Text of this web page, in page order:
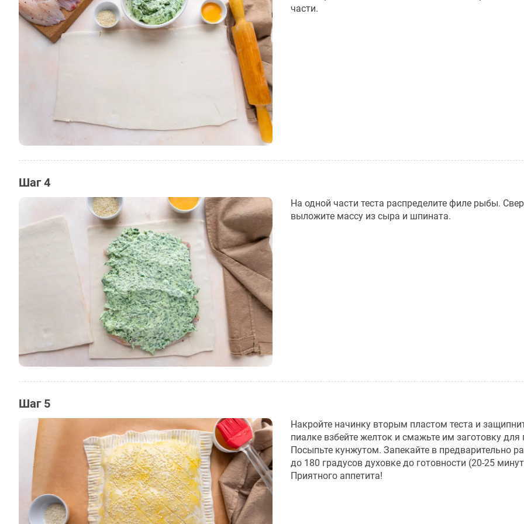
части.
Шаг 4
На одной части теста распределите филе рыбы.
выложите массу из сыра и шпината.
Шаг 5
Накройте начинку вторым пластом теста и
пиалке взбейте желток и смажьте им заготовку для
Посыпьте кунжутом. Запекайте в предварительно
до 180 градусов духовке до готовности (20-25
Приятного аппетита!